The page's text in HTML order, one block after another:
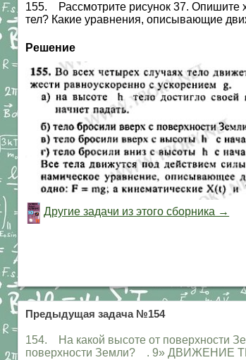
155. Рассмотрите рисунок 37. Опишите
тел? Какие уравнения, описывающие
Решение
Другие задачи из этого сборника →
Предыдущая задача №154
154. На какой высоте от поверхности
поверхности Земли? . 9» ДВИЖЕНИЕ